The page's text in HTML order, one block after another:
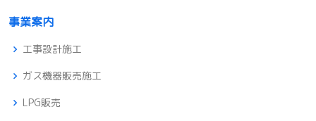
事業案内
工事設計施工
ガス機器販売施工
LPG販売